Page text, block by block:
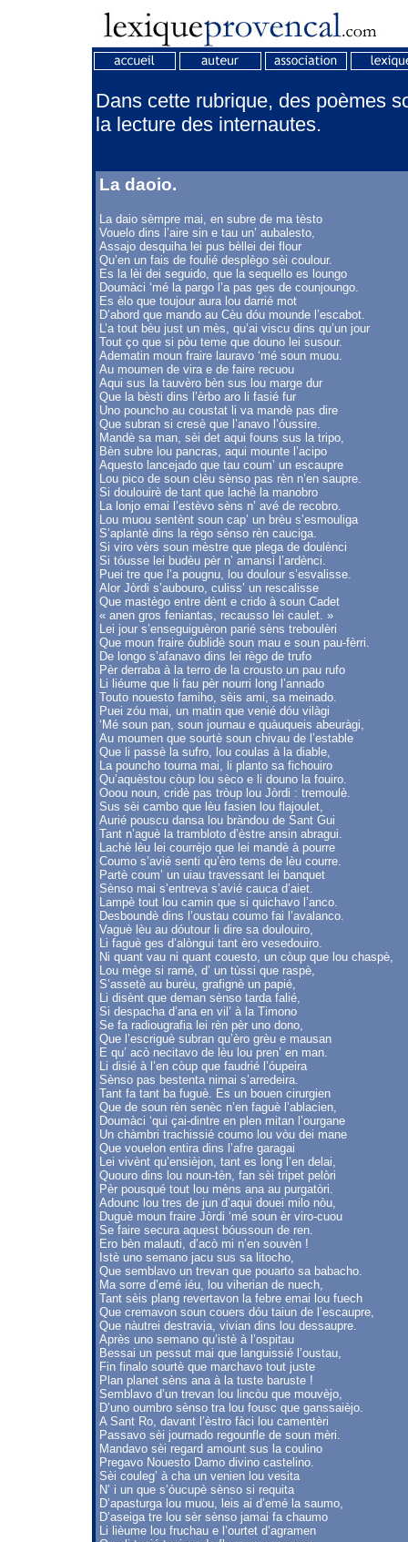
Dans cette rubrique, des poèmes
la lecture des internautes.
La daoio.
La daio sèmpre mai, en subre de ma tèsto
Vouelo dins l’aire sin e tau un’ aubalesto,
Assajo desquiha lei pus bèllei dei flour
Qu’en un fais de foulié desplègo sèi coulour.
Es la lèi dei seguido, que la sequello es loungo
Doumàci ‘mé la pargo l’a pas ges de counjoungo.
Es èlo que toujour aura lou darrié mot
D’abord que mando au Cèu dóu mounde l’escabot.
L’a tout bèu just un mès, qu’ai viscu dins qu’un jour
Tout ço que si pòu teme que douno lei susour.
Adematin moun fraire lauravo ‘mé soun muou.
Au moumen de vira e de faire recuou
Aqui sus la tauvèro bèn sus lou marge dur
Que la bèsti dins l’èrbo aro li fasié fur
Uno pouncho au coustat li va mandè pas dire
Que subran si cresè que l’anavo l’óussire.
Mandè sa man, sèi det aqui founs sus la tripo,
Bèn subre lou pancras, aqui mounte l’acipo
Aquesto lancejado que tau coum’ un escaupre
Lou pico de soun clèu sènso pas rèn n’en saupre.
Si doulouirè de tant que lachè la manobro
La lonjo emai l’estèvo sèns n’ avé de recobro.
Lou muou sentènt soun cap’ un brèu s’esmouliga
S’aplantè dins la règo sènso rèn cauciga.
Si viro vèrs soun mèstre que plega de doulènci
Si tóusse lei budèu pèr n’ amansi l’ardènci.
Puei tre que l’a pougnu, lou doulour s’esvalisse.
Alor Jòrdi s’aubouro, culiss’ un rescalisse
Que mastègo entre dènt e crido à soun Cadet
« anen gros feniantas, recausso lei caulet. »
Lei jour s’enseguiguèron parié sèns treboulèri
Que moun fraire óublidè soun mau e soun pau-fèrri.
De longo s’afanavo dins lei règo de trufo
Pèr derraba à la terro de la crousto un pau rufo
Li liéume que li fau pèr nourri long l’annado
Touto nouesto famiho, sèis ami, sa meinado.
Puei zóu mai, un matin que venié dóu vilàgi
‘Mé soun pan, soun journau e quàuqueis abeuràgi,
Au moumen que sourtè soun chivau de l’estable
Que li passè la sufro, lou coulas à la diable,
La pouncho tourna mai, li planto sa fichouiro
Qu’aquèstou còup lou sèco e li douno la fouiro.
Ooou noun, cridè pas tròup lou Jòrdi : tremoulè.
Sus sèi cambo que lèu fasien lou flajoulet,
Aurié pouscu dansa lou bràndou de Sant Gui
Tant n’aguè la trambloto d’èstre ansin abragui.
Lachè lèu lei courrèjo que lei mandè à pourre
Coumo s’avié senti qu’èro tems de lèu courre.
Partè coum’ un uiau travessant lei banquet
Sènso mai s’entreva s’avié cauca d’aiet.
Lampè tout lou camin que si quichavo l’anco.
Desboundè dins l’oustau coumo fai l’avalanco.
Vaguè lèu au dóutour li dire sa doulouiro,
Li faguè ges d’alòngui tant èro vesedouiro.
Ni quant vau ni quant couesto, un còup que lou chaspè,
Lou mège si ramè, d’ un tùssi que raspè,
S’assetè au burèu, grafignè un papié,
Li disènt que deman sènso tarda falié,
Si despacha d’ana en vil’ à la Timono
Se fa radiougrafia lei rèn pèr uno dono,
Que l’escriguè subran qu’èro grèu e mausan
E qu’ acò necitavo de lèu lou pren’ en man.
Li disié à l’en còup que faudrié l’óupeira
Sènso pas bestenta nimai s’arredeira.
Tant fa tant ba fuguè. Es un bouen cirurgien
Que de soun rèn senèc n’en faguè l’ablacien,
Doumàci ‘qui çai-dintre en plen mitan l’ourgane
Un chàmbri trachissié coumo lou vòu dei mane
Que vouelon entira dins l’afre garagai
Lei vivènt qu’ensièjon, tant es long l’en delai,
Quouro dins lou noun-tèn, fan sèi tripet pelòri
Pèr pousqué tout lou mèns ana au purgatòri.
Adounc lou tres de jun d’aqui douei milo nòu,
Duguè moun fraire Jòrdi ‘mé soun èr viro-cuou
Se faire secura aquest bóussoun de ren.
Ero bèn malauti, d’acò mi n’en souvèn !
Istè uno semano jacu sus sa litocho,
Que semblavo un trevan que pouarto sa babacho.
Ma sorre d’emé iéu, lou viherian de nuech,
Tant sèis plang revertavon la febre emai lou fuech
Que cremavon soun couers dóu taiun de l’escaupre,
Que nàutrei destravia, vivian dins lou dessaupre.
Après uno semano qu’istè à l’ospitau
Bessai un pessut mai que languissié l’oustau,
Fin finalo sourtè que marchavo tout juste
Plan planet sèns ana à la tuste baruste !
Semblavo d’un trevan lou lincòu que mouvèjo,
D’uno oumbro sènso tra lou fousc que ganssaièjo.
A Sant Ro, davant l’èstro fàci lou camentèri
Passavo sèi journado regounfle de soun mèri.
Mandavo sèi regard amount sus la coulino
Pregavo Nouesto Damo divino castelino.
Sèi couleg’ à cha un venien lou vesita
N’ i un que s’óucupè sènso si requita
D’apasturga lou muou, leis ai d’emé la saumo,
D’aseiga tre lou sèr sènso jamai fa chaumo
Li lièume lou fruchau e l’ourtet d’agramen